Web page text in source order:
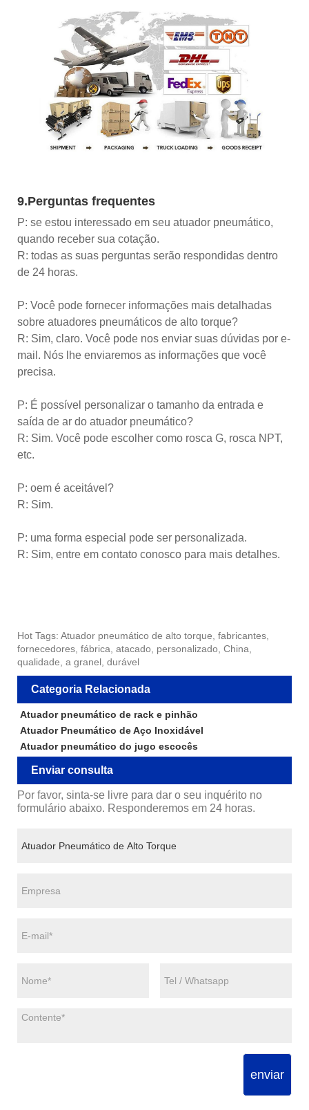
9.Perguntas frequentes
P: se estou interessado em seu atuador pneumático,
quando receber sua cotação.
R: todas as suas perguntas serão respondidas dentro
de 24 horas.
P: Você pode fornecer informações mais detalhadas
sobre atuadores pneumáticos de alto torque?
R: Sim, claro. Você pode nos enviar suas dúvidas por e-
mail. Nós lhe enviaremos as informações que você
precisa.
P: É possível personalizar o tamanho da entrada e
saída de ar do atuador pneumático?
R: Sim. Você pode escolher como rosca G, rosca NPT,
etc.
P: oem é aceitável?
R: Sim.
P: uma forma especial pode ser personalizada.
R: Sim, entre em contato conosco para mais detalhes.
Hot Tags: Atuador pneumático de alto torque, fabricantes,
fornecedores, fábrica, atacado, personalizado, China,
qualidade, a granel, durável
Categoria Relacionada
Atuador pneumático de rack e pinhão
Atuador Pneumático de Aço Inoxidável
Atuador pneumático do jugo escocês
Enviar consulta
Por favor, sinta-se livre para dar o seu inquérito no
formulário abaixo. Responderemos em 24 horas.
enviar